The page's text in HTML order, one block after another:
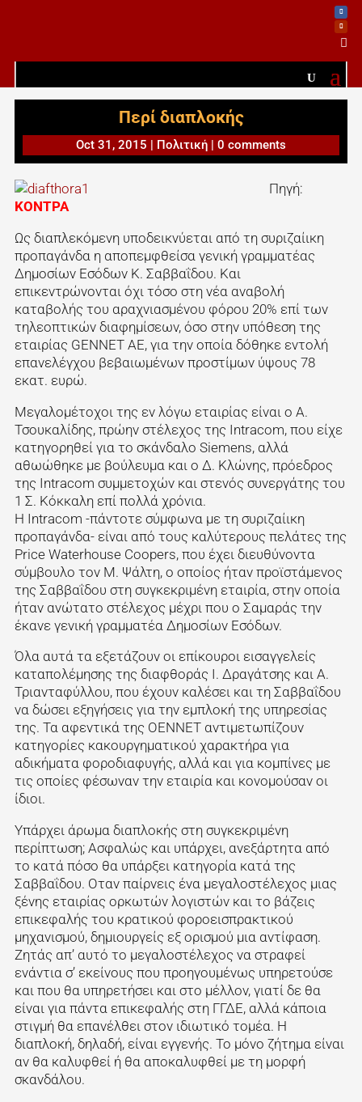

Περί διαπλοκής
Oct 31, 2015 | Πολιτική | 0 comments
Πηγή:
ΚΟΝΤΡΑ
Ως διαπλεκόμενη υποδεικνύεται από τη συριζαίικη
προπαγάνδα η αποπεμφθείσα γενική γραμματέας
Δημοσίων Εσόδων Κ. Σαββαΐδου. Και
επικεντρώνονται όχι τόσο στη νέα αναβολή
καταβολής του αραχνιασμένου φόρου 20% επί των
τηλεοπτικών διαφημίσεων, όσο στην υπόθεση της
εταιρίας GENNET ΑΕ, για την οποία δόθηκε εντολή
επανελέγχου βεβαιωμένων προστίμων ύψους 78
εκατ. ευρώ.
Μεγαλομέτοχοι της εν λόγω εταιρίας είναι ο Α.
Τσουκαλίδης, πρώην στέλεχος της Intracom, που είχε
κατηγορηθεί για το σκάνδαλο Siemens, αλλά
αθωώθηκε με βούλευμα και ο Δ. Κλώνης, πρόεδρος
της Intracom συμμετοχών και στενός συνεργάτης του
1 Σ. Κόκκαλη επί πολλά χρόνια.
Η Intracom -πάντοτε σύμφωνα με τη συριζαίικη
προπαγάνδα- είναι από τους καλύτερους πελάτες της
Price Waterhouse Coopers, που έχει διευθύνοντα
σύμβουλο τον Μ. Ψάλτη, ο οποίος ήταν προϊστάμενος
της Σαββαΐδου στη συγκεκριμένη εταιρία, στην οποία
ήταν ανώτατο στέλεχος μέχρι που ο Σαμαράς την
έκανε γενική γραμματέα Δημοσίων Εσόδων.
Όλα αυτά τα εξετάζουν οι επίκουροι εισαγγελείς
καταπολέμησης της διαφθοράς I. Δραγάτσης και Α.
Τριανταφύλλου, που έχουν καλέσει και τη Σαββαΐδου
να δώσει εξηγήσεις για την εμπλοκή της υπηρεσίας
της. Τα αφεντικά της ΟΕΝΝΕΤ αντιμετωπίζουν
κατηγορίες κακουργηματικού χαρακτήρα για
αδικήματα φοροδιαφυγής, αλλά και για κομπίνες με
τις οποίες φέσωναν την εταιρία και κονομούσαν οι
ίδιοι.
Υπάρχει άρωμα διαπλοκής στη συγκεκριμένη
περίπτωση; Ασφαλώς και υπάρχει, ανεξάρτητα από
το κατά πόσο θα υπάρξει κατηγορία κατά της
Σαββαΐδου. Οταν παίρνεις ένα μεγαλοστέλεχος μιας
ξένης εταιρίας ορκωτών λογιστών και το βάζεις
επικεφαλής του κρατικού φοροεισπρακτικού
μηχανισμού, δημιουργείς εξ ορισμού μια αντίφαση.
Ζητάς απ’ αυτό το μεγαλοστέλεχος να στραφεί
ενάντια σ’ εκείνους που προηγουμένως υπηρετούσε
και που θα υπηρετήσει και στο μέλλον, γιατί δε θα
είναι για πάντα επικεφαλής στη ΓΓΔΕ, αλλά κάποια
στιγμή θα επανέλθει στον ιδιωτικό τομέα. Η
διαπλοκή, δηλαδή, είναι εγγενής. Το μόνο ζήτημα είναι
αν θα καλυφθεί ή θα αποκαλυφθεί με τη μορφή
σκανδάλου.